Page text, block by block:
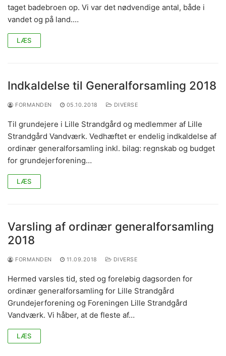
taget badebroen op. Vi var det nødvendige antal, både i
vandet og på land.…
LÆS
Indkaldelse til Generalforsamling 2018
FORMANDEN 05.10.2018 DIVERSE
Til grundejere i Lille Strandgård og medlemmer af Lille
Strandgård Vandværk. Vedhæftet er endelig indkaldelse af
ordinær generalforsamling inkl. bilag: regnskab og budget
for grundejerforening…
LÆS
Varsling af ordinær generalforsamling
2018
FORMANDEN 11.09.2018 DIVERSE
Hermed varsles tid, sted og foreløbig dagsorden for
ordinær generalforsamling for Lille Strandgård
Grundejerforening og Foreningen Lille Strandgård
Vandværk. Vi håber, at de fleste af…
LÆS